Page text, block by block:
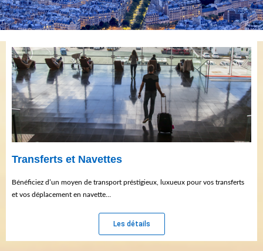
Transferts et Navettes
Bénéficiez d’un moyen de transport préstigieux, luxueux pour vos transferts
et vos déplacement en navette…
Les détails